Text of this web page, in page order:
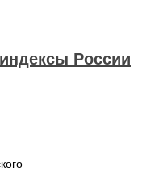
России